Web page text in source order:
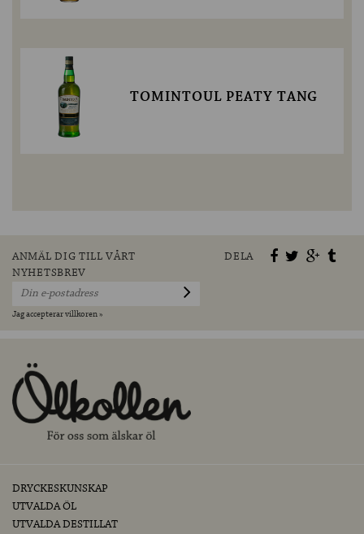
TOMINTOUL PEATY TANG
ANMÄL DIG TILL VÅRT
NYHETSBREV
Jag accepterar villkoren »
DELA
DRYCKESKUNSKAP
UTVALDA ÖL
UTVALDA DESTILLAT